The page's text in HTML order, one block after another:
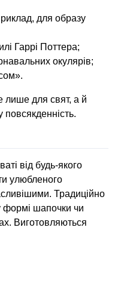
для образу
Гаррі Поттера;
окулярів;
лише для свят, а й
повсякденність.
від будь-якого
улюбленого
Традиційно
формі шапочки чи
Виготовляються